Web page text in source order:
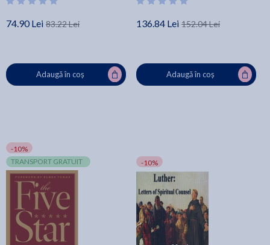
74.90 Lei 83.22 Lei
Adaugă în coș
136.84 Lei 152.04 Lei
Adaugă în coș
-10%
TRANSPORT GRATUIT
-10%